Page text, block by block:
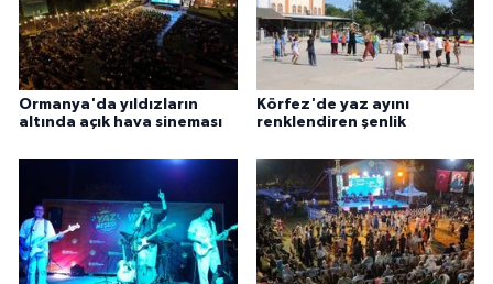
Ormanya'da yıldızların
altında açık hava sineması
Körfez'de yaz ayını
renklendiren şenlik